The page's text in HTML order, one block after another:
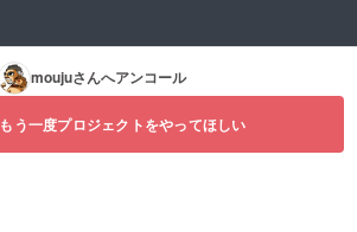
会を十分に
与えられさ
えすれば
営業組織と
moujuさんへアンコール
もう一度プロジェクトをやってほしい